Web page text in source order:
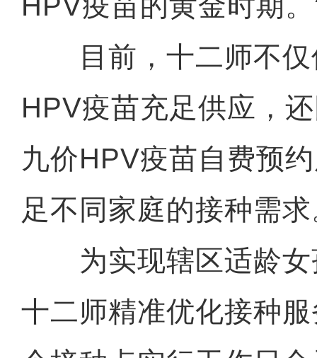
目前，十二师不仅
HPV疫苗充足供应，
九价HPV疫苗自费预
足不同家庭的接种需
为实现辖区适龄女
十二师精准优化接种